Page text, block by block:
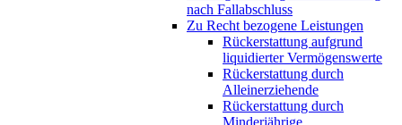
nach Fallabschluss
Zu Recht bezogene Leistungen
Rückerstattung aufgrund
liquidierter Vermögenswerte
Rückerstattung durch
Alleinerziehende
Rückerstattung durch
Minderjährige